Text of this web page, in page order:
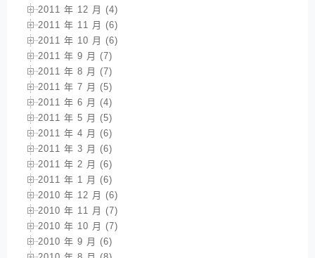
2011 年 12 月 (4)
2011 年 11 月 (6)
2011 年 10 月 (6)
2011 年 9 月 (7)
2011 年 8 月 (7)
2011 年 7 月 (5)
2011 年 6 月 (4)
2011 年 5 月 (5)
2011 年 4 月 (6)
2011 年 3 月 (6)
2011 年 2 月 (6)
2011 年 1 月 (6)
2010 年 12 月 (6)
2010 年 11 月 (7)
2010 年 10 月 (7)
2010 年 9 月 (6)